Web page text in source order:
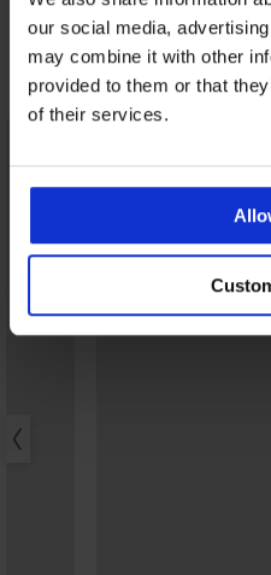
our social media,
may combine it with other
provided to them or that
of their services.
29,59 € kod: BRA20
Otkrijte